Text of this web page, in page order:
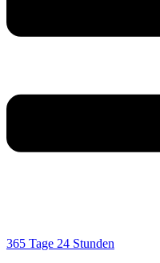
365 Tage 24 Stunden